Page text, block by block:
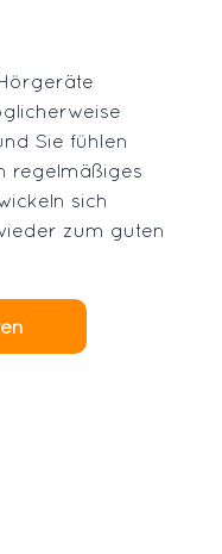
Sie fühlen
regelmäßiges
sich
zum guten